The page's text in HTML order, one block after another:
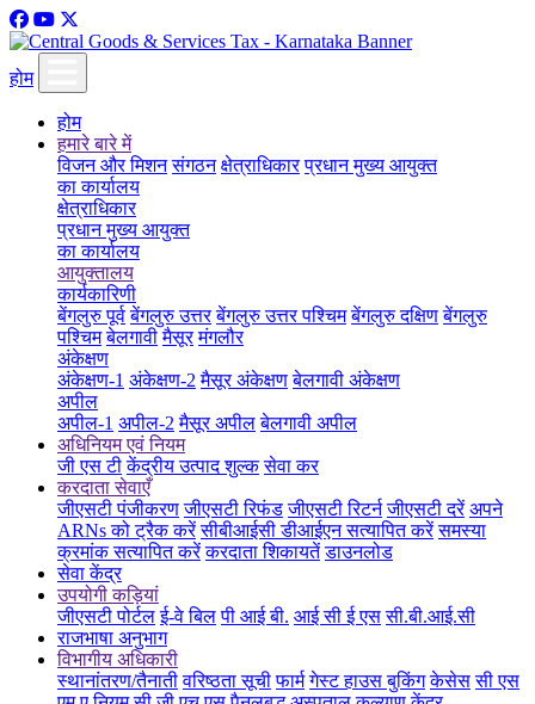
होम
होम
हमारे बारे में
विजन और मिशन संगठन क्षेत्राधिकार प्रधान मुख्य आयुक्त
का कार्यालय
क्षेत्राधिकार
प्रधान मुख्य आयुक्त
का कार्यालय
आयुक्तालय
कार्यकारिणी
बेंगलुरु पूर्व बेंगलुरु उत्तर बेंगलुरु उत्तर पश्चिम बेंगलुरु दक्षिण बेंगलुरु
पश्चिम बेलगावी मैसूर मंगलौर
अंकेक्षण
अंकेक्षण-1 अंकेक्षण-2 मैसूर अंकेक्षण बेलगावी अंकेक्षण
अपील
अपील-1 अपील-2 मैसूर अपील बेलगावी अपील
अधिनियम एवं नियम
जी एस टी केंद्रीय उत्पाद शुल्क सेवा कर
करदाता सेवाएँ
जीएसटी पंजीकरण जीएसटी रिफंड जीएसटी रिटर्न जीएसटी दरें अपने
ARNs को ट्रैक करें सीबीआईसी डीआईएन सत्यापित करें समस्या
क्रमांक सत्यापित करें करदाता शिकायतें डाउनलोड
सेवा केंद्र
उपयोगी कड़ियां
जीएसटी पोर्टल ई-वे बिल पी आई बी. आई सी ई एस सी.बी.आई.सी
राजभाषा अनुभाग
विभागीय अधिकारी
स्थानांतरण/तैनाती वरिष्ठता सूची फार्म गेस्ट हाउस बुकिंग केसेस सी एस